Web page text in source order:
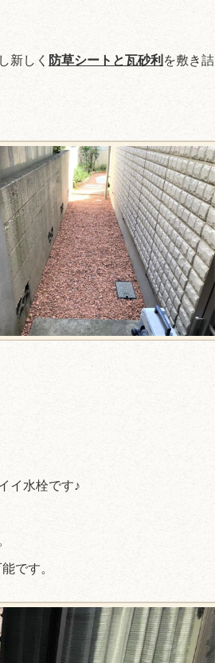
新しく 防草シートと瓦砂利 を敷き詰
イ水栓です♪
です。